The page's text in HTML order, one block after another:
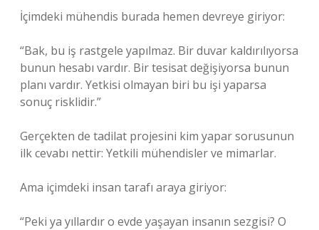
İçimdeki mühendis burada hemen devreye giriyor:
“Bak, bu iş rastgele yapılmaz. Bir duvar kaldırılıyorsa
bunun hesabı vardır. Bir tesisat değişiyorsa bunun
planı vardır. Yetkisi olmayan biri bu işi yaparsa
sonuç risklidir.”
Gerçekten de tadilat projesini kim yapar sorusunun
ilk cevabı nettir: Yetkili mühendisler ve mimarlar.
Ama içimdeki insan tarafı araya giriyor:
“Peki ya yıllardır o evde yaşayan insanın sezgisi? O